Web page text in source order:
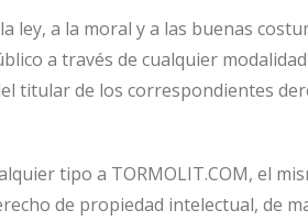
a la moral y a las buenas
a través de cualquier
titular de los correspondientes
tipo a TORMOLIT.COM, el
de propiedad intelectual, de